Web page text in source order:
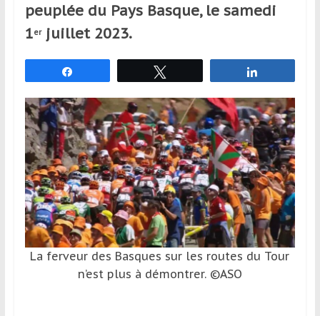
ou
simples
sport,
qui
se
déplacent
en
France
l’étranger
pour
assouvir
peuplée du Pays Basque, le samedi
1erjuillet 2023.
La ferveur des Basques sur les routes du Tour
n’est plus à démontrer. ©ASO